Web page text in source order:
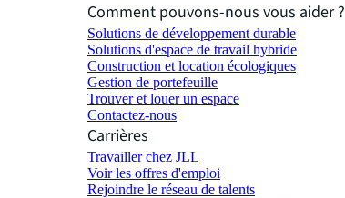
Comment pouvons-nous vous aider ?
Solutions de développement durable
Solutions d'espace de travail hybride
Construction et location écologiques
Gestion de portefeuille
Trouver et louer un espace
Contactez-nous
Carrières
Travailler chez JLL
Voir les offres d'emploi
Rejoindre le réseau de talents